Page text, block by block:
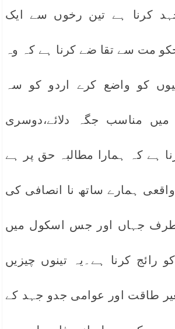
کرنا ہے تین رخوں سے ایک
مت سے تقا ضے کرنا ہے کہ وہ
کو واضع کرے اردو کو سہ
میں مناسب جگہ دلائے،دوسری
ہے کہ ہمارا مطالبہ حق پر ہے
ہمارے ساتھ نا انصافی کی
طرف جہاں اور جس اسکول میں
رائج کرنا ہے۔یہ تینوں چیزیں
طاقت اور عوامی جدو جہد کے